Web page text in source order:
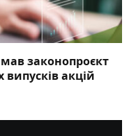
законопроєкт
акцій